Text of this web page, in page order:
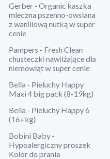
Gerber - Organic kaszka
mleczna pszenno-owsiana
z waniliową nutką w super
cenie
Pampers - Fresh Clean
chusteczki nawilżające dla
niemowląt w super cenie
Bella - Pieluchy Happy
Maxi 4 big pack (8-19kg)
Bella - Pieluchy Happy 6
(16+kg)
Bobini Baby -
Hypoalergiczny proszek
Kolor do prania